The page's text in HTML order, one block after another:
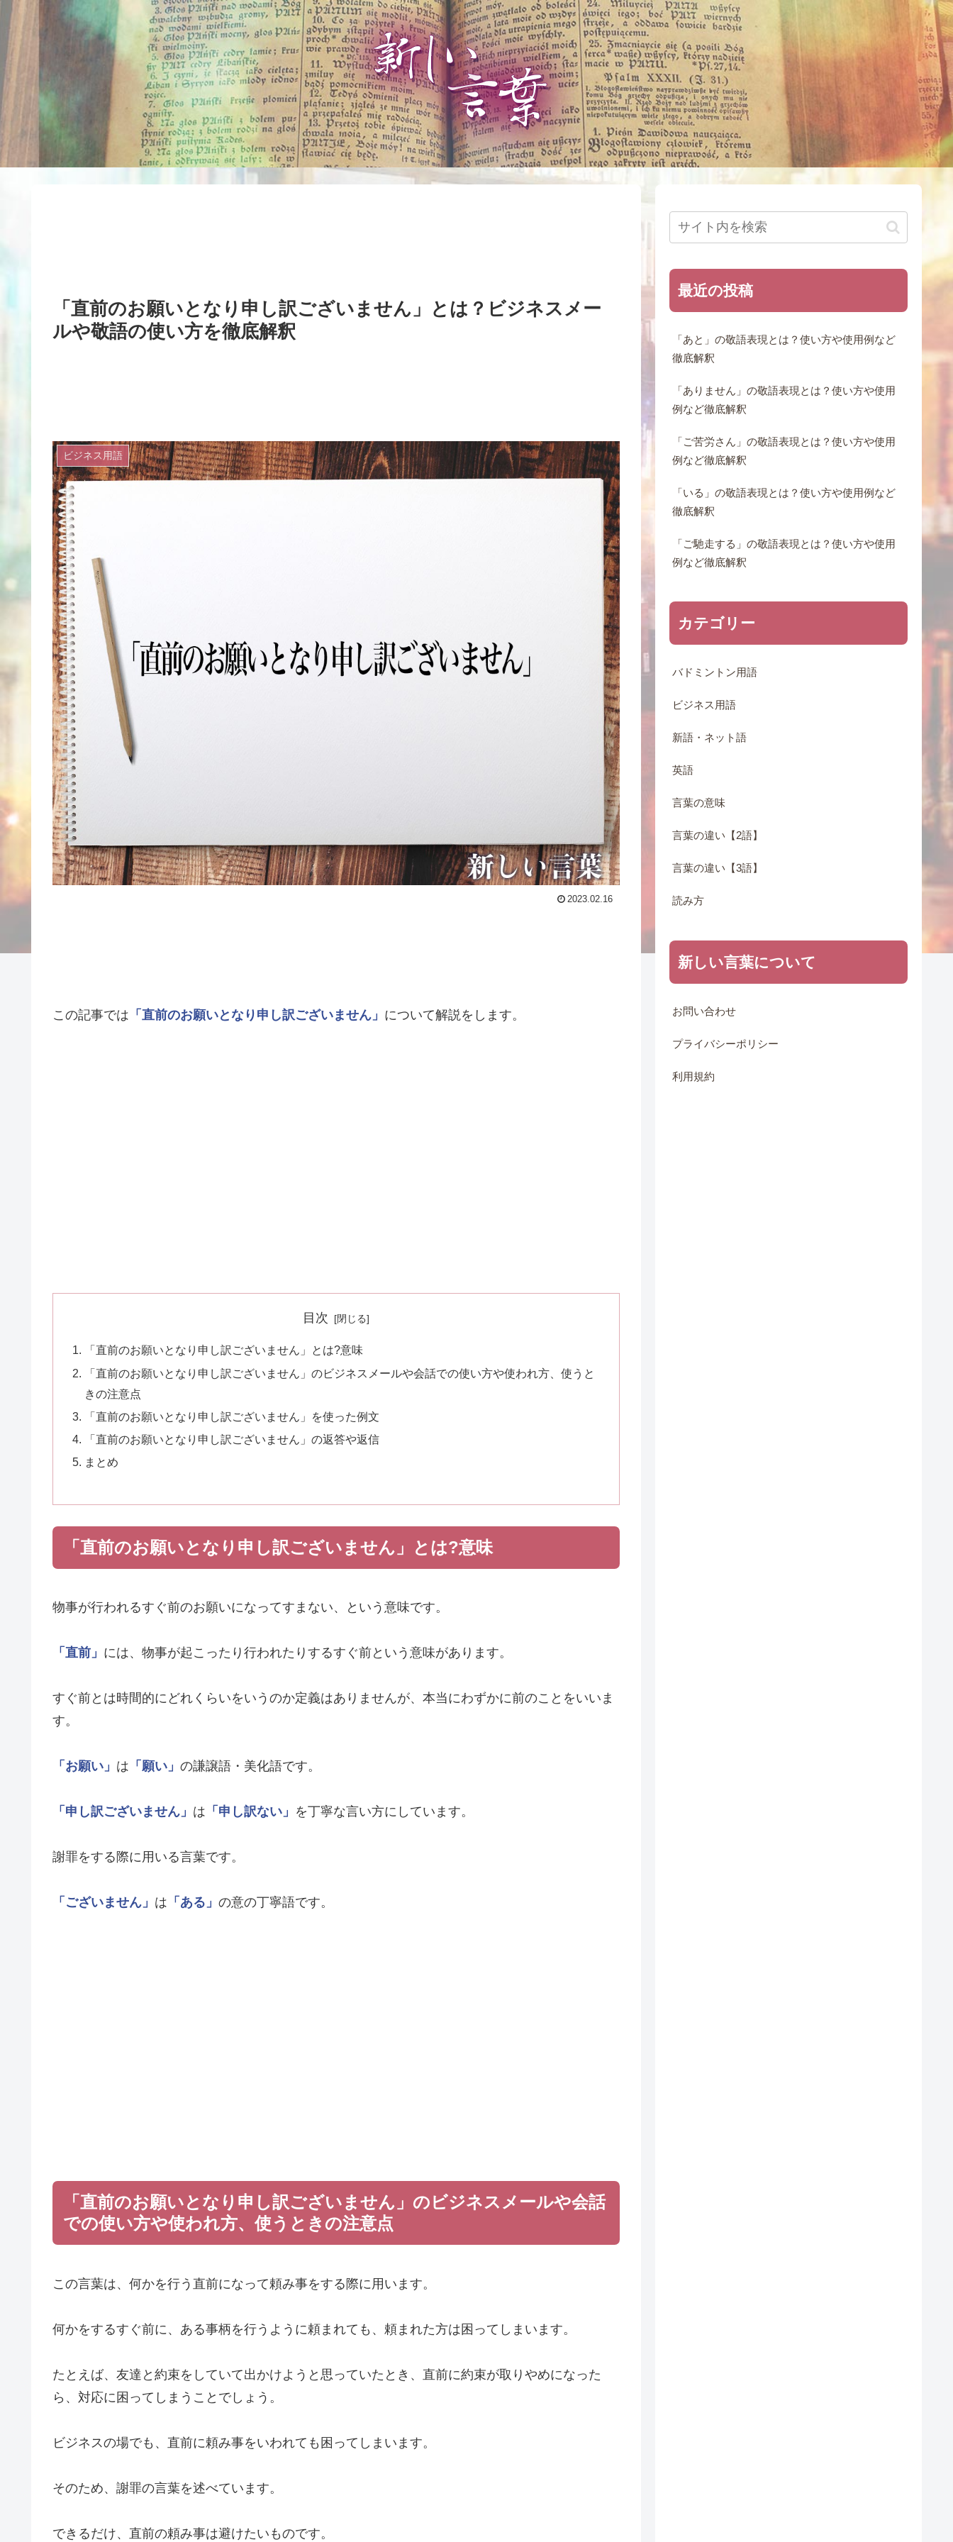
「直前のお願いとなり申し訳ございません」とは？ビジネスメー
ルや敬語の使い方を徹底解釈
ビジネス用語
2023.02.16
この記事では 「直前のお願いとなり申し訳ございません」 について解説をします。
目次
「直前のお願いとなり申し訳ございません」とは?意味
「直前のお願いとなり申し訳ございません」のビジネスメールや会話での使い方や使われ方、使うと
きの注意点
「直前のお願いとなり申し訳ございません」を使った例文
「直前のお願いとなり申し訳ございません」の返答や返信
まとめ
「直前のお願いとなり申し訳ございません」とは?意味
物事が行われるすぐ前のお願いになってすまない、という意味です。
「直前」 には、物事が起こったり行われたりするすぐ前という意味があります。
すぐ前とは時間的にどれくらいをいうのか定義はありませんが、本当にわずかに前のことをいいま
す。
「お願い」 は 「願い」 の謙譲語・美化語です。
「申し訳ございません」 は 「申し訳ない」 を丁寧な言い方にしています。
謝罪をする際に用いる言葉です。
「ございません」 は 「ある」 の意の丁寧語です。
「直前のお願いとなり申し訳ございません」のビジネスメールや会話
での使い方や使われ方、使うときの注意点
この言葉は、何かを行う直前になって頼み事をする際に用います。
何かをするすぐ前に、ある事柄を行うように頼まれても、頼まれた方は困ってしまいます。
たとえば、友達と約束をしていて出かけようと思っていたとき、直前に約束が取りやめになった
ら、対応に困ってしまうことでしょう。
ビジネスの場でも、直前に頼み事をいわれても困ってしまいます。
そのため、謝罪の言葉を述べています。
できるだけ、直前の頼み事は避けたいものです。
最近の投稿
「あと」の敬語表現とは？使い方や使用例など
徹底解釈
「ありません」の敬語表現とは？使い方や使用
例など徹底解釈
「ご苦労さん」の敬語表現とは？使い方や使用
例など徹底解釈
「いる」の敬語表現とは？使い方や使用例など
徹底解釈
「ご馳走する」の敬語表現とは？使い方や使用
例など徹底解釈
カテゴリー
バドミントン用語
ビジネス用語
新語・ネット語
英語
言葉の意味
言葉の違い【2語】
言葉の違い【3語】
読み方
新しい言葉について
お問い合わせ
プライバシーポリシー
利用規約